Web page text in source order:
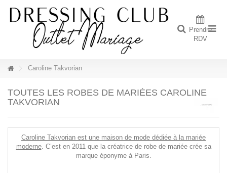
Prendre
RDV
Caroline Takvorian
TOUTES LES ROBES DE MARIÉES CAROLINE
TAKVORIAN
Caroline Takvorian est une maison de mode dédiée à la mariée
moderne. C’est en 2011 que l a créatrice de robe de mariée crée sa
marque éponyme à Paris.